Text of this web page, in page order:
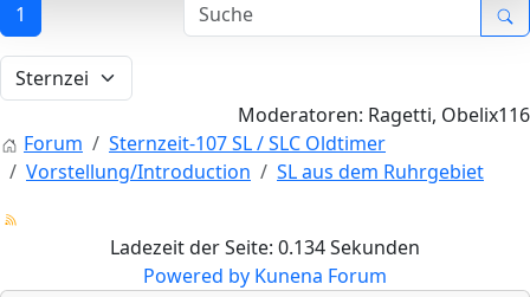
1
Moderatoren: Ragetti, Obelix116
Forum
Sternzeit-107 SL / SLC Oldtimer
Vorstellung/Introduction
SL aus dem Ruhrgebiet
Ladezeit der Seite: 0.134 Sekunden
Powered by Kunena Forum